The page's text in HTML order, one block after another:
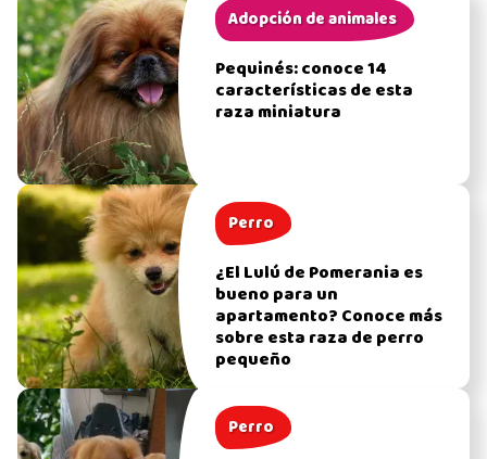
Adopción de animales
Pequinés: conoce 14
características de esta
raza miniatura
Perro
¿El Lulú de Pomerania es
bueno para un
apartamento? Conoce más
sobre esta raza de perro
pequeño
Perro